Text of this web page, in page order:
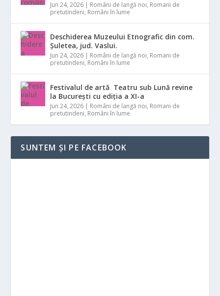
Jun 24, 2026 | Români de langă noi, Romani de
pretutindeni, Români în lume
Deschiderea Muzeului Etnografic din com.
Șuletea, jud. Vaslui.
Jun 24, 2026 | Români de langă noi, Romani de
pretutindeni, Români în lume
Festivalul de artă Teatru sub Lună revine
la București cu ediția a XI-a
Jun 24, 2026 | Români de langă noi, Romani de
pretutindeni, Români în lume
SUNTEM ȘI PE FACEBOOK